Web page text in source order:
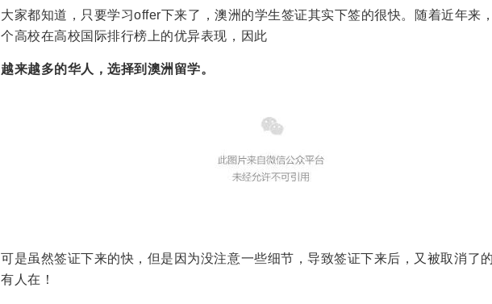
大家都知道，只要学习offer下来了，澳洲的学生签证其实下签的很快。随着近年来
个高校在高校国际排行榜上的优异表现，因此
越来越多的华人，选择到澳洲留学。
可是虽然签证下来的快，但是因为没注意一些细节，导致签证下来后，又被取消了
有人在！